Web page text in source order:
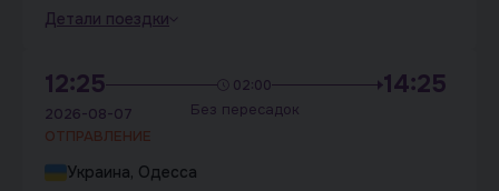
Детали поездки
12:25 02:00
Без пересадок
14:25
2026-08-07
ОТПРАВЛЕНИЕ
Украина, Одесса